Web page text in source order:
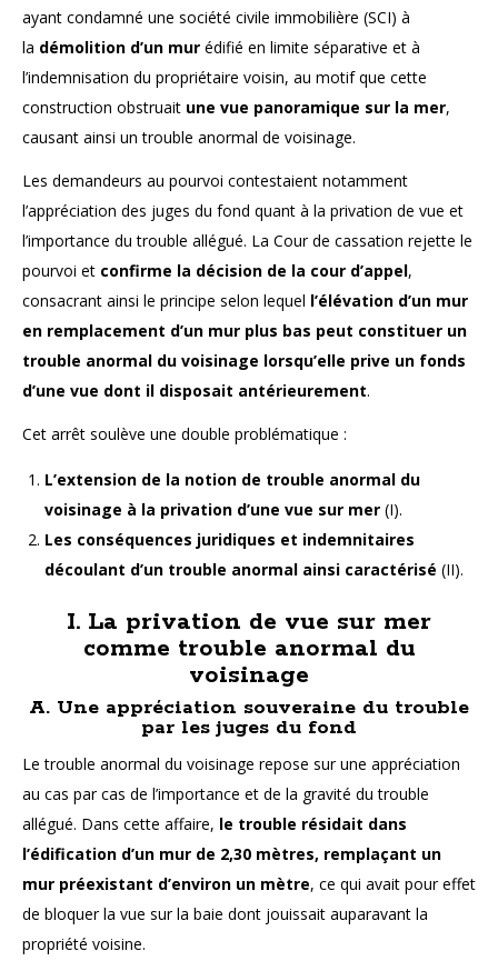
ayant condamné une société civile immobilière (SCI) à
la démolition d’un mur édifié en limite séparative et à
l’indemnisation du propriétaire voisin, au motif que cette
construction obstruait une vue panoramique sur la mer,
causant ainsi un trouble anormal de voisinage.
Les demandeurs au pourvoi contestaient notamment
l’appréciation des juges du fond quant à la privation de vue et
l’importance du trouble allégué. La Cour de cassation rejette le
pourvoi et confirme la décision de la cour d’appel,
consacrant ainsi le principe selon lequel l’élévation d’un mur
en remplacement d’un mur plus bas peut constituer un
trouble anormal du voisinage lorsqu’elle prive un fonds
d’une vue dont il disposait antérieurement.
Cet arrêt soulève une double problématique :
L’extension de la notion de trouble anormal du
voisinage à la privation d’une vue sur mer (I).
Les conséquences juridiques et indemnitaires
découlant d’un trouble anormal ainsi caractérisé (II).
I. La privation de vue sur mer
comme trouble anormal du
voisinage
A. Une appréciation souveraine du trouble
par les juges du fond
Le trouble anormal du voisinage repose sur une appréciation
au cas par cas de l’importance et de la gravité du trouble
allégué. Dans cette affaire, le trouble résidait dans
l’édification d’un mur de 2,30 mètres, remplaçant un
mur préexistant d’environ un mètre, ce qui avait pour effet
de bloquer la vue sur la baie dont jouissait auparavant la
propriété voisine.